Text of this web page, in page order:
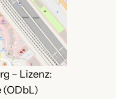
– Lizenz:
(ODbL)